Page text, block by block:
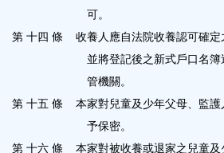
可。
第 十四 條
收養人應自法院收養認可確
並將登記後之新式戶口名
管機關。
第 十五 條
本家對兒童及少年父母、監
予保密。
第 十六 條
本家對被收養或退家之兒童